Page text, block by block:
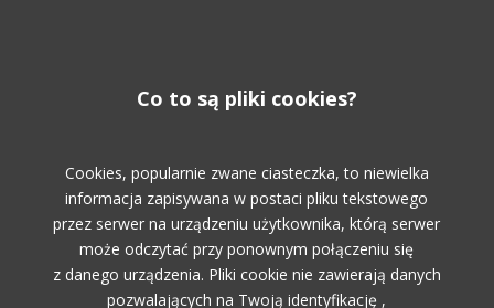
Co to są pliki cookies?
Cookies, popularnie zwane ciasteczka, to niewielka
informacja zapisywana w postaci pliku tekstowego
przez serwer na urządzeniu użytkownika, którą serwer
może odczytać przy ponownym połączeniu się
z danego urządzenia. Pliki cookie nie zawierają danych
pozwalających na Twoją identyfikację ,